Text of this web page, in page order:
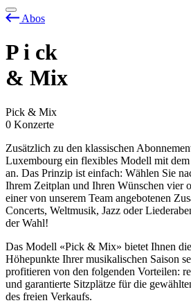
Abos
Pi ck
& Mix
Pick & Mix
0 Konzerte
Zusätzlich zu den klassischen
Luxembourg ein flexibles Modell mit
an. Das Prinzip ist einfach: Wählen Sie
Ihrem Zeitplan und Ihren Wünschen vier
einer von unserem Team angebotenen
Concerts, Weltmusik, Jazz oder
der Wahl!
Das Modell «Pick & Mix» bietet Ihnen
Höhepunkte Ihrer musikalischen Saison
profitieren von den folgenden Vorteilen:
und garantierte Sitzplätze für die
des freien Verkaufs.